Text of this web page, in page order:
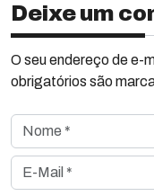
Deixe um
O seu endereço de e-
obrigatórios são
Nome *
E-Mail *